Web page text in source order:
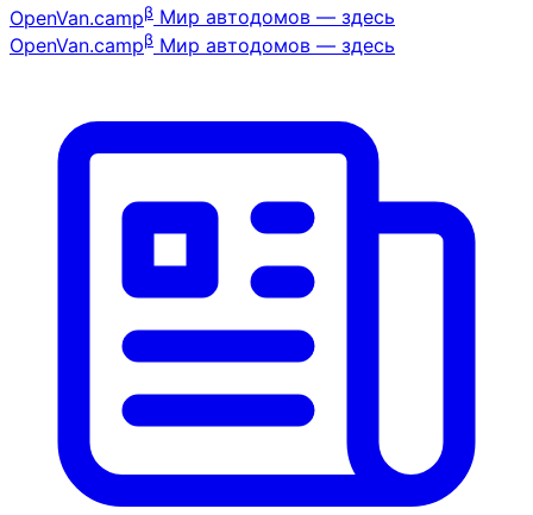
OpenVan.campβ Мир автодомов — здесь
OpenVan.campβ Мир автодомов — здесь